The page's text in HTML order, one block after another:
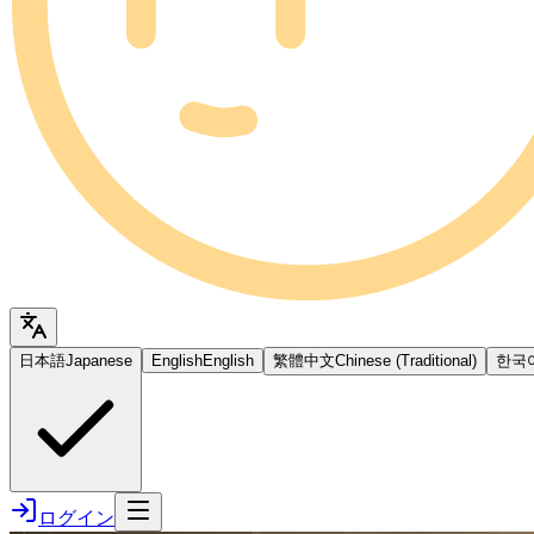
日本語Japanese EnglishEnglish 繁體中文Chinese (Traditional) 한국
ログイン